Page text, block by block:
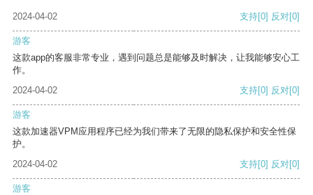
2024-04-02 支持[0] 反对[0]
游客
这款app的客服非常专业，遇到问题总是能够及时解决，让我能够安心工
作。
2024-04-02
支持[0] 反对[0]
游客
这款加速器VPM应用程序已经为我们带来了无限的隐私保护和安全性保
护。
2024-04-02
支持[0] 反对[0]
游客